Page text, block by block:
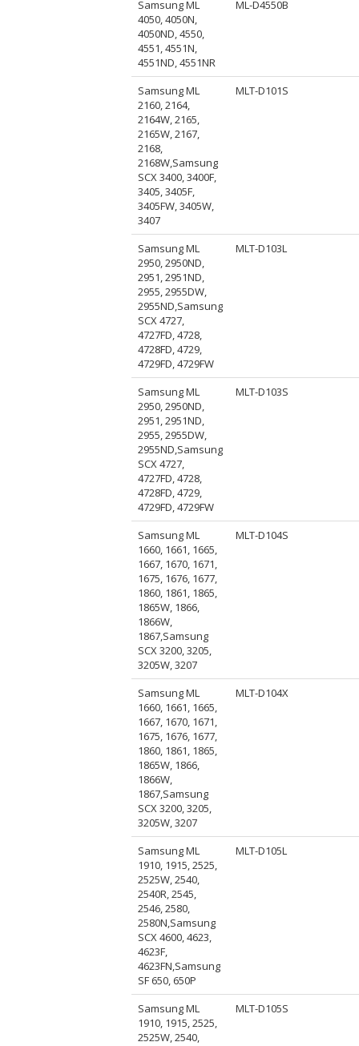
Samsung ML
4050, 4050N,
4050ND, 4550,
4551, 4551N,
4551ND, 4551NR
ML-D4550B
Samsung ML
2160, 2164,
2164W, 2165,
2165W, 2167,
2168,
2168W,Samsung
SCX 3400, 3400F,
3405, 3405F,
3405FW, 3405W,
3407
MLT-D101S
Samsung ML
2950, 2950ND,
2951, 2951ND,
2955, 2955DW,
2955ND,Samsung
SCX 4727,
4727FD, 4728,
4728FD, 4729,
4729FD, 4729FW
MLT-D103L
Samsung ML
2950, 2950ND,
2951, 2951ND,
2955, 2955DW,
2955ND,Samsung
SCX 4727,
4727FD, 4728,
4728FD, 4729,
4729FD, 4729FW
MLT-D103S
Samsung ML
1660, 1661, 1665,
1667, 1670, 1671,
1675, 1676, 1677,
1860, 1861, 1865,
1865W, 1866,
1866W,
1867,Samsung
SCX 3200, 3205,
3205W, 3207
MLT-D104S
Samsung ML
1660, 1661, 1665,
1667, 1670, 1671,
1675, 1676, 1677,
1860, 1861, 1865,
1865W, 1866,
1866W,
1867,Samsung
SCX 3200, 3205,
3205W, 3207
MLT-D104X
Samsung ML
1910, 1915, 2525,
2525W, 2540,
2540R, 2545,
2546, 2580,
2580N,Samsung
SCX 4600, 4623,
4623F,
4623FN,Samsung
SF 650, 650P
MLT-D105L
Samsung ML
1910, 1915, 2525,
2525W, 2540,
MLT-D105S